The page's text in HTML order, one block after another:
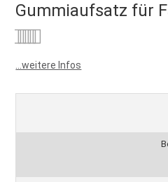
Gummiaufsatz für
...weitere Infos